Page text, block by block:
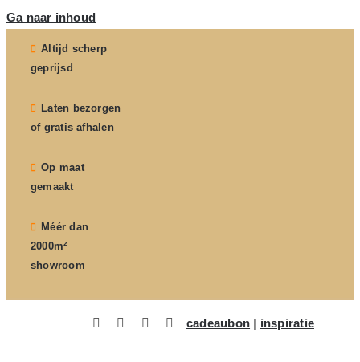
Ga naar inhoud
Altijd scherp
geprijsd
Laten bezorgen
of gratis afhalen
Op maat
gemaakt
Méér dan
2000m²
showroom
cadeaubon | inspiratie